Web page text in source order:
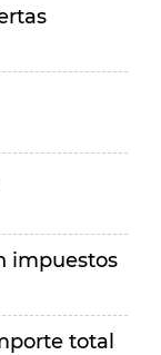
impuestos
total